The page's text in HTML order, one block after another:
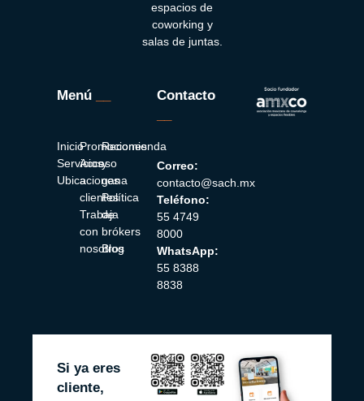
espacios de
coworking y
salas de juntas.
Menú
Inicio
Servicios
Ubicaciones
Promociones
Acceso
a
clientes
Trabaja
con
nosotros
Recomienda
y
gana
Política
de
brókers
Blog
Contacto
Correo:
contacto@sach.mx
Teléfono:
55 4749
8000
WhatsApp:
55 8388
8838
Si ya eres
cliente,